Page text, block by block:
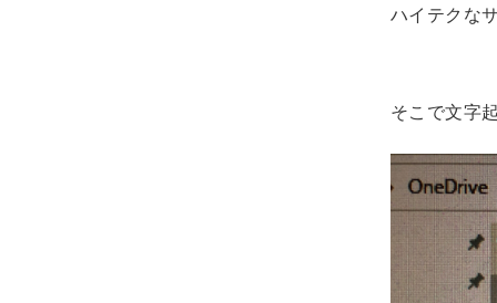
ハイテクな
そこで文字